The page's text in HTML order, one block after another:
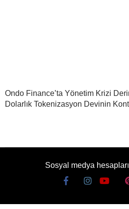
Ondo Finance’ta Yönetim Krizi
Dolarlık Tokenizasyon Devinin
Sosyal medya